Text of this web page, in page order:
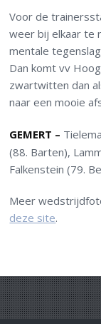
Voor de
weer bij elkaar te
mentale
Dan komt vv
zwartwitten dan
naar een mooie
GEMERT –
(88. Barten),
Falkenstein (79.
Meer
deze site.